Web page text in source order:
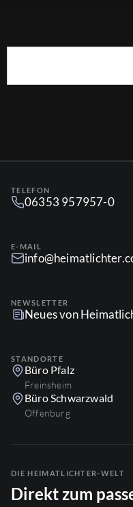
TELEFON
06353 957957-0
E-MAIL
NEWSLETTER
Neues von
STANDORTE
Büro Pfalz
Freinsheim
Büro Schwarzwald
Offenburg
DIE HEIMATLICHTER-WELT
Direkt zum